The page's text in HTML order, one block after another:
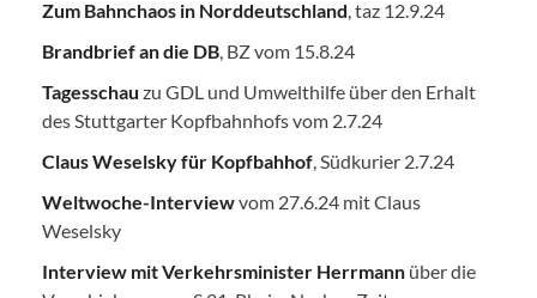
Zum Bahnchaos in Norddeutschland , taz 12.9.24
Brandbrief an die DB , BZ vom 15.8.24
Tagesschau zu GDL und Umwelthilfe über den Erhalt
des Stuttgarter Kopfbahnhofs vom 2.7.24
Claus Weselsky für Kopfbahhof , Südkurier 2.7.24
Weltwoche-Interviewvom 27.6.24 mit Claus
Weselsky
Interview mit Verkehrsminister Herrmann über die